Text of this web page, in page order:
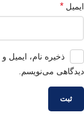
ایمیل *
ذخیره نام، ایمیل
دیدگاهی می‌نویسم.